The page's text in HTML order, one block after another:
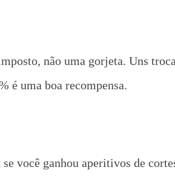
não uma gorjeta. Uns
é uma boa recompensa.
você ganhou aperitivos de